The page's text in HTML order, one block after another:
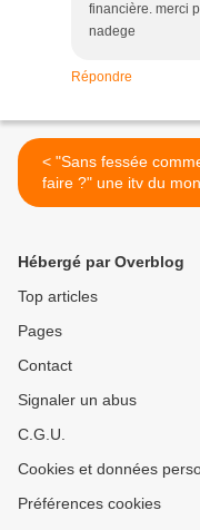
financière. merci
nadege
Répondre
< "Sans fessée comment
faire ?" une itv du
Hébergé par Overblog
Top articles
Pages
Contact
Signaler un abus
C.G.U.
Cookies et données
Préférences cookies